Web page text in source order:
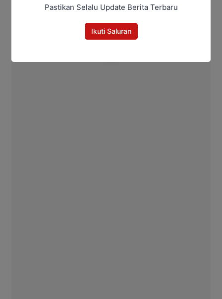
Pastikan Selalu Update Berita Terbaru
Ikuti Saluran